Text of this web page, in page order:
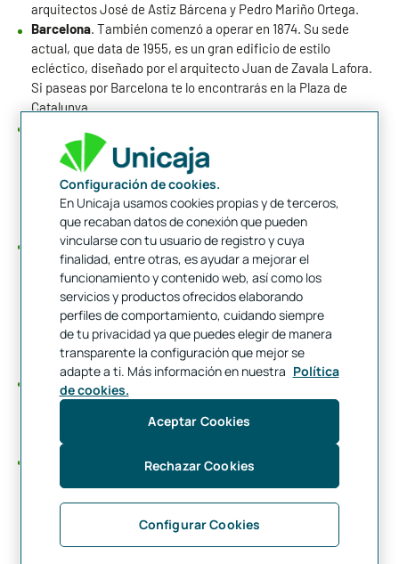
arquitectos José de Astiz Bárcena y Pedro Mariño Ortega.
Barcelona. También comenzó a operar en 1874. Su sede
actual, que data de 1955, es un gran edificio de estilo
ecléctico, diseñado por el arquitecto Juan de Zavala Lafora.
Si paseas por Barcelona te lo encontrarás en la Plaza de
Catalunya.
sede actual en 1923. El edificio de la sede territorial bilbaína
del Banco de España fue diseñado por el arquitecto Julián
Apráiz, destacando en él su fachada de estilo corintio. Su
situación no puede ser más céntrica, en la Gran Vía de D.
Diego López de Haro, 10.
Oviedo. La sede del Banco de España en Oviedo es una de las
más modernas, pues data de 1982, aunque esta plaza
también comenzó a operar como sede territorial del banco
central en 1874. El edificio actual, catalogado como
Construcción Singular, es obra de los arquitectos Ramón
Cañas Represa y Nicolás Arganza García. Está ubicado en la
calle Conde de Toreno, 6.
Valladolid. Esta sede territorial comenzó a operar en 1875, si
bien su sede actual data de 1958 siendo obra del arquitecto
Romualdo de Madariaga. El edificio, de estilo clasicista, se
ubica en la Plaza de España de la ciudad vallisoletana.
. La sede maña del Banco de España también
de Juan de Zavala Lafora y de Romualdo de Madariaga, data
de 1936. El edificio, de planta irregular y composición clásica,
está situado en pleno casco antiguo de la ciudad, en la Plaza
Configuración de cookies.
En Unicaja usamos cookies propias y de terceros,
que recaban datos de conexión que pueden
vincularse con tu usuario de registro y cuya
finalidad, entre otras, es ayudar a mejorar el
funcionamiento y contenido web, así como los
servicios y productos ofrecidos elaborando
perfiles de comportamiento, cuidando siempre
de tu privacidad ya que puedes elegir de manera
transparente la configuración que mejor se
adapte a ti. Más información en nuestra Política
de cookies.
Configurar Cookies
Rechazar Cookies
Aceptar Cookies